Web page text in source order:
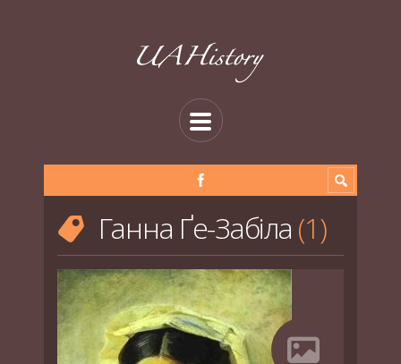
Ганна Ґе-Забіла 1